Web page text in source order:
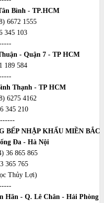
Bình - TP.HCM
6672 1555
345 103
- Quận 7 - TP HCM
189 584
Thạnh - TP HCM
6275 4162
345 210
BẾP NHẬP KHẨU MIỀN BẮC
Đa - Hà Nội
36 865 865
365 765
Thủy Lợi)
Hãn - Q. Lê Chân - Hải Phòng